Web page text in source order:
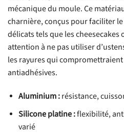
mécanique du moule. Ce
charnière, conçus pour faciliter
délicats tels que les
attention à ne pas utiliser
les rayures qui
antiadhésives.
Aluminium :résistance,
Silicone platine :flexibilité,
varié